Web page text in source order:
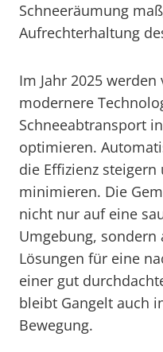
Schneeräumung
Aufrechterhaltung
Im Jahr 2025
modernere
Schneeabtransport
optimieren.
die Effizienz
minimieren. Die
nicht nur auf eine
Umgebung,
Lösungen für eine
einer gut
bleibt Gangelt auch
Bewegung.